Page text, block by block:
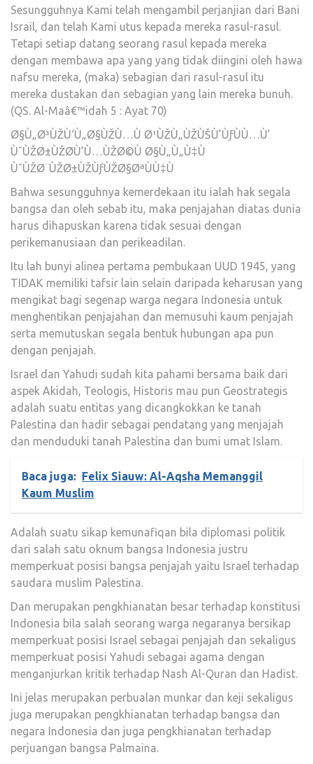
Sesungguhnya Kami telah mengambil perjanjian dari Bani
Israil, dan telah Kami utus kepada mereka rasul-rasul.
Tetapi setiap datang seorang rasul kepada mereka
dengan membawa apa yang yang tidak diingini oleh hawa
nafsu mereka, (maka) sebagian dari rasul-rasul itu
mereka dustakan dan sebagian yang lain mereka bunuh.
(QS. Al-Maâ€™idah 5 : Ayat 70)
Ø§Ù„Ø³ÙŽÙ‘Ù„Ø§ÙŽÙ…Ù Ø¹ÙŽÙ„ÙŽÙŠÙ’ÙƒÙÙ…Ù’
ÙˆÙŽØ±ÙŽØ­Ù’Ù…ÙŽØ©Ù Ø§Ù„Ù„Ù‡Ù
ÙˆÙŽØ¨ÙŽØ±ÙŽÙƒÙŽØ§ØªÙÙ‡Ù
Bahwa sesungguhnya kemerdekaan itu ialah hak segala
bangsa dan oleh sebab itu, maka penjajahan diatas dunia
harus dihapuskan karena tidak sesuai dengan
perikemanusiaan dan perikeadilan.
Itu lah bunyi alinea pertama pembukaan UUD 1945, yang
TIDAK memiliki tafsir lain selain daripada keharusan yang
mengikat bagi segenap warga negara Indonesia untuk
menghentikan penjajahan dan memusuhi kaum penjajah
serta memutuskan segala bentuk hubungan apa pun
dengan penjajah.
Israel dan Yahudi sudah kita pahami bersama baik dari
aspek Akidah, Teologis, Historis mau pun Geostrategis
adalah suatu entitas yang dicangkokkan ke tanah
Palestina dan hadir sebagai pendatang yang menjajah
dan menduduki tanah Palestina dan bumi umat Islam.
Baca juga: Felix Siauw: Al-Aqsha Memanggil
Kaum Muslim
Adalah suatu sikap kemunafiqan bila diplomasi politik
dari salah satu oknum bangsa Indonesia justru
memperkuat posisi bangsa penjajah yaitu Israel terhadap
saudara muslim Palestina.
Dan merupakan pengkhianatan besar terhadap konstitusi
Indonesia bila salah seorang warga negaranya bersikap
memperkuat posisi Israel sebagai penjajah dan sekaligus
memperkuat posisi Yahudi sebagai agama dengan
menganjurkan kritik terhadap Nash Al-Quran dan Hadist.
Ini jelas merupakan perbualan munkar dan keji sekaligus
juga merupakan pengkhianatan terhadap bangsa dan
negara Indonesia dan juga pengkhianatan terhadap
perjuangan bangsa Palmaina.